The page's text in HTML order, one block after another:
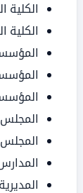
الكلية
الكلية